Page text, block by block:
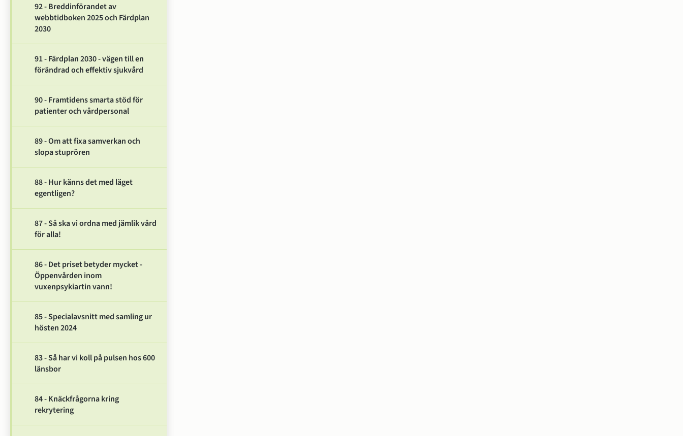
92 - Breddinförandet av
webbtidboken 2025 och Färdplan
2030
91 - Färdplan 2030 - vägen till en
förändrad och effektiv sjukvård
90 - Framtidens smarta stöd för
patienter och vårdpersonal
89 - Om att fixa samverkan och
slopa stuprören
88 - Hur känns det med läget
egentligen?
87 - Så ska vi ordna med jämlik vård
för alla!
86 - Det priset betyder mycket -
Öppenvården inom
vuxenpsykiartin vann!
85 - Specialavsnitt med samling ur
hösten 2024
83 - Så har vi koll på pulsen hos 600
länsbor
84 - Knäckfrågorna kring
rekrytering